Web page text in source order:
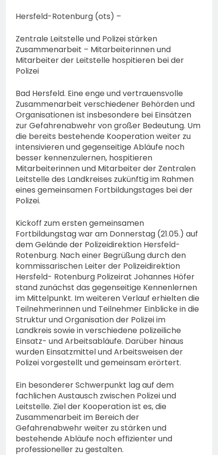
zwischen Bad
Schwalbach-Hettenhain
Seitzenhahn – rund 150
Einsatzkräfte im Einsatz
5. August 2026
Hersfeld-Rotenburg (ots) –
Zentrale Leitstelle und Polizei stärken
Zusammenarbeit – Mitarbeiterinnen und
Mitarbeiter der Leitstelle hospitieren bei der
Polizei
Bad Hersfeld. Eine enge und vertrauensvolle
Zusammenarbeit verschiedener Behörden und
Organisationen ist insbesondere bei Einsätzen
zur Gefahrenabwehr von großer Bedeutung. Um
die bereits bestehende Kooperation weiter zu
intensivieren und gegenseitige Abläufe noch
besser kennenzulernen, hospitieren
Mitarbeiterinnen und Mitarbeiter der Zentralen
Leitstelle des Landkreises zukünftig im Rahmen
eines gemeinsamen Fortbildungstages bei der
Polizei.
Kickoff zum ersten gemeinsamen
Fortbildungstag war am Donnerstag (21.05.) auf
dem Gelände der Polizeidirektion Hersfeld-
Rotenburg. Nach einer Begrüßung durch den
kommissarischen Leiter der Polizeidirektion
Hersfeld- Rotenburg Polizeirat Johannes Höfer
stand zunächst das gegenseitige Kennenlernen
im Mittelpunkt. Im weiteren Verlauf erhielten die
Teilnehmerinnen und Teilnehmer Einblicke in die
Struktur und Organisation der Polizei im
Landkreis sowie in verschiedene polizeiliche
Einsatz- und Arbeitsabläufe. Darüber hinaus
wurden Einsatzmittel und Arbeitsweisen der
Polizei vorgestellt und gemeinsam erörtert.
Ein besonderer Schwerpunkt lag auf dem
fachlichen Austausch zwischen Polizei und
Leitstelle. Ziel der Kooperation ist es, die
Zusammenarbeit im Bereich der
Gefahrenabwehr weiter zu stärken und
bestehende Abläufe noch effizienter und
professioneller zu gestalten.